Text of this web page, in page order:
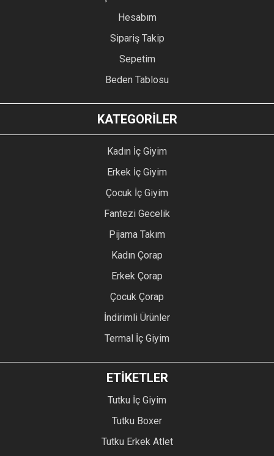
Hesabım
Sipariş Takip
Sepetim
Beden Tablosu
KATEGORİLER
Kadın İç Giyim
Erkek İç Giyim
Çocuk İç Giyim
Fantezi Gecelik
Pijama Takım
Kadın Çorap
Erkek Çorap
Çocuk Çorap
İndirimli Ürünler
Termal İç Giyim
ETİKETLER
Tutku İç Giyim
Tutku Boxer
Tutku Erkek Atlet